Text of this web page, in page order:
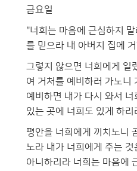
금요일
"너희는 마음에 근심하지
를 믿으라 내 아버지 집에
그렇지 않으면 너희에게 일
여 거처를 예비하러 가노니
예비하면 내가 다시 와서
있는 곳에 너희도 있게 하리
평안을 너희에게 끼치노니
노라 내가 너희에게 주는 것
아니하리라 너희는 마음에